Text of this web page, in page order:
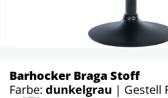
Barhocker Braga Stoff
Farbe: dunkelgrau | Gestell